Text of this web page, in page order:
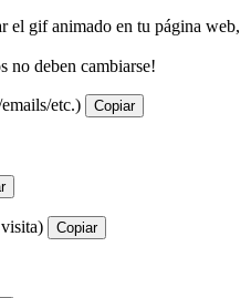
el gif animado en tu página web,
no deben cambiarse!
etc.) Copiar
Copiar